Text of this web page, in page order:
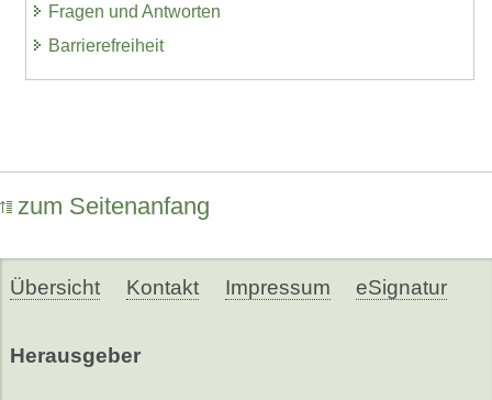
Fragen und Antworten
Barrierefreiheit
zum Seitenanfang
Übersicht Kontakt Impressum eSignatur
Herausgeber